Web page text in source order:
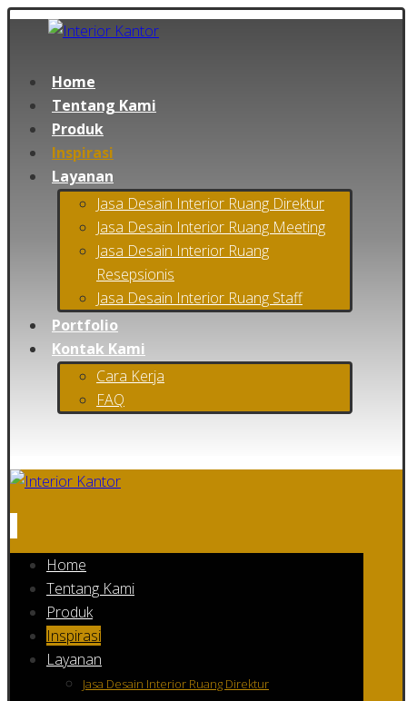
Home
Tentang Kami
Produk
Inspirasi
Layanan
Jasa Desain Interior Ruang Direktur
Jasa Desain Interior Ruang Meeting
Jasa Desain Interior Ruang
Resepsionis
Jasa Desain Interior Ruang Staff
Portfolio
Kontak Kami
Cara Kerja
FAQ
Home
Tentang Kami
Produk
Inspirasi
Layanan
Jasa Desain Interior Ruang Direktur